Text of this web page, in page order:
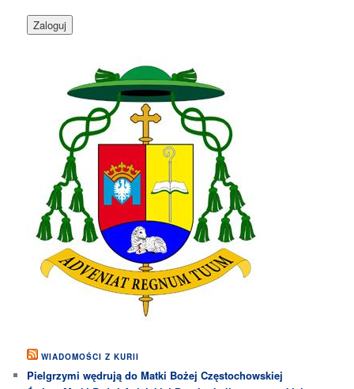
WIADOMOŚCI Z KURII
Pielgrzymi wędrują do Matki Bożej Częstochowskiej